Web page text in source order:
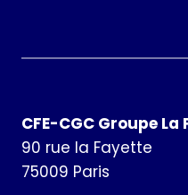
CFE-CGC Groupe La
90 rue la Fayette
75009 Paris